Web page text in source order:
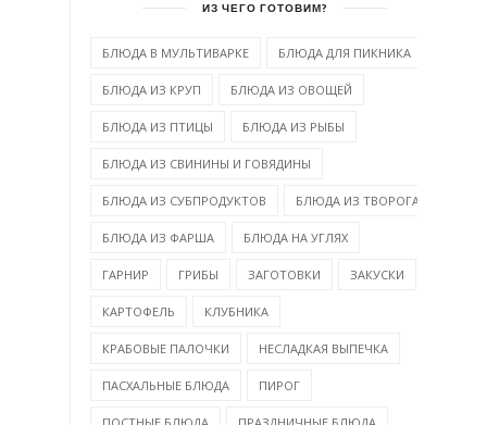
ИЗ ЧЕГО ГОТОВИМ?
БЛЮДА В МУЛЬТИВАРКЕ БЛЮДА ДЛЯ ПИКНИКА
БЛЮДА ИЗ КРУП БЛЮДА ИЗ ОВОЩЕЙ
БЛЮДА ИЗ ПТИЦЫ БЛЮДА ИЗ РЫБЫ
БЛЮДА ИЗ СВИНИНЫ И ГОВЯДИНЫ
БЛЮДА ИЗ СУБПРОДУКТОВ БЛЮДА ИЗ ТВОРОГА
БЛЮДА ИЗ ФАРША БЛЮДА НА УГЛЯХ
ГАРНИР ГРИБЫ ЗАГОТОВКИ ЗАКУСКИ
КАРТОФЕЛЬ КЛУБНИКА
КРАБОВЫЕ ПАЛОЧКИ НЕСЛАДКАЯ ВЫПЕЧКА
ПАСХАЛЬНЫЕ БЛЮДА ПИРОГ